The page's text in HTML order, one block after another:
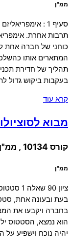
ממ"ן
סעיף 1 :
תרבות אחרת.
כוחני של חברה אחת
המתארים אותו
תהליך של חדירת
בעקבות ביקוש גדול
קרא עוד
מבוא
קורס 10134 , ממ"ן 13 , ציון 90
ממ"ן
ציון
בעת ובעונה אחת,
בחברה ויקבעו את
הוא נמצא, הסטטוס
יהיה נוכח וישפיע